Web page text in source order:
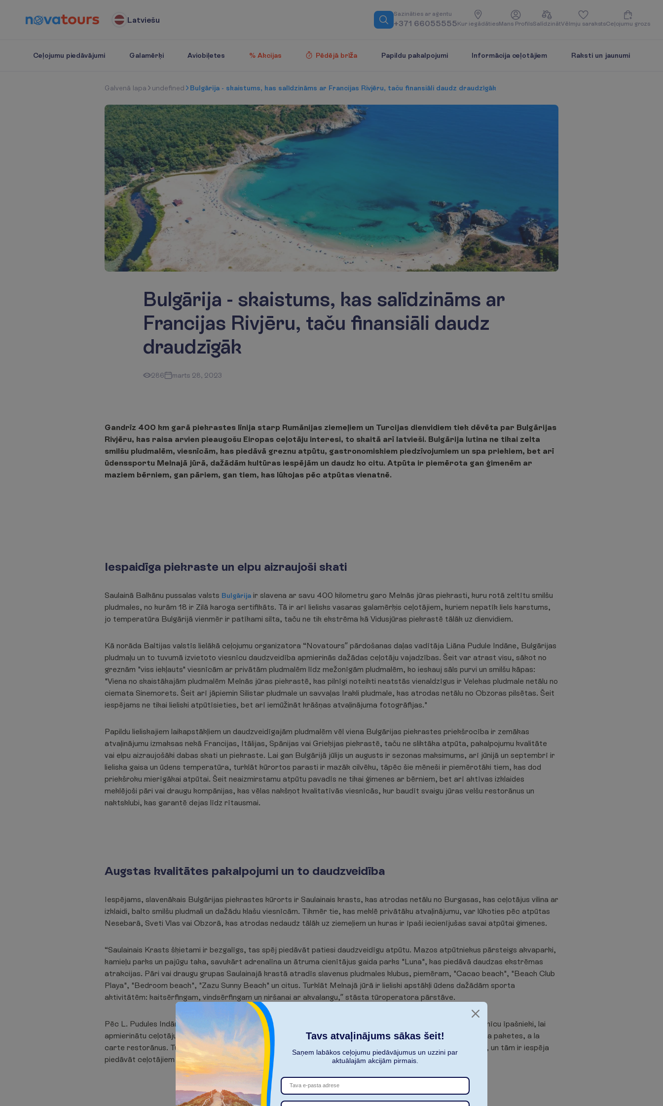
Latviešu
Sazināties ar aģentu
+371 66055555Kur iegādātiesMans ProfilsSalīdzinātVēlmju sarakstsCeļojumu grozs
Ceļojumu piedāvājumi Galamērķi Aviobiļetes % Akcijas Pēdējā brīža Papildu pakalpojumi Informācija ceļotājiem Raksti un jaunumi
Galvenā lapa undefined Bulgārija - skaistums, kas salīdzināms ar Francijas Rivjēru, taču finansiāli daudz draudzīgāk
Bulgārija - skaistums, kas salīdzināms ar
Francijas Rivjēru, taču finansiāli daudz
draudzīgāk
286 marts 28, 2023
Gandrīz 400 km garā piekrastes līnija starp Rumānijas ziemeļiem un Turcijas dienvidiem tiek dēvēta par Bulgārijas
Rivjēru, kas raisa arvien pieaugošu Eiropas ceļotāju interesi, to skaitā arī latvieši. Bulgārija lutina ne tikai zelta
smilšu pludmalēm, viesnīcām, kas piedāvā greznu atpūtu, gastronomiskiem piedzīvojumiem un spa priekiem, bet arī
ūdenssportu Melnajā jūrā, dažādām kultūras iespējām un daudz ko citu. Atpūta ir piemērota gan ģimenēm ar
maziem bērniem, gan pāriem, gan tiem, kas lūkojas pēc atpūtas vienatnē.
Iespaidīga piekraste un elpu aizraujoši skati
Saulainā Balkānu pussalas valsts Bulgārija ir slavena ar savu 400 kilometru garo Melnās jūras piekrasti, kuru rotā zeltītu smilšu
pludmales, no kurām 18 ir Zilā karoga sertifikāts. Tā ir arī lielisks vasaras galamērķis ceļotājiem, kuriem nepatīk liels karstums,
jo temperatūra Bulgārijā vienmēr ir patīkami silta, taču ne tik ekstrēma kā Vidusjūras piekrastē tālāk uz dienvidiem.
Kā norāda Baltijas valstīs lielākā ceļojumu organizatora “Novatours” pārdošanas daļas vadītāja Liāna Pudule Indāne, Bulgārijas
pludmaļu un to tuvumā izvietoto viesnīcu daudzveidība apmierinās dažādas ceļotāju vajadzības. Šeit var atrast visu, sākot no
greznām "viss iekļauts" viesnīcām ar privātām pludmalēm līdz mežonīgām pludmalēm, ko ieskauj sāls purvi un smilšu kāpas:
"Viena no skaistākajām pludmalēm Melnās jūras piekrastē, kas pilnīgi noteikti neatstās vienaldzīgus ir Velekas pludmale netālu no
ciemata Sinemorets. Šeit arī jāpiemin Silistar pludmale un savvaļas Irakli pludmale, kas atrodas netālu no Obzoras pilsētas. Šeit
iespējams ne tikai lieliski atpūtīsieties, bet arī iemūžināt krāšņas atvaļinājuma fotogrāfijas."
Papildu lieliskajiem laikapstākļiem un daudzveidīgajām pludmalēm vēl viena Bulgārijas piekrastes priekšrocība ir zemākas
atvaļinājumu izmaksas nekā Francijas, Itālijas, Spānijas vai Grieķijas piekrastē, taču ne sliktāka atpūta, pakalpojumu kvalitāte
vai elpu aizraujošāki dabas skati un piekraste. Lai gan Bulgārijā jūlijs un augusts ir sezonas maksimums, arī jūnijā un septembrī ir
lieliska gaisa un ūdens temperatūra, turklāt kūrortos parasti ir mazāk cilvēku, tāpēc šie mēneši ir piemērotāki tiem, kas dod
priekšroku mierīgākai atpūtai. Šeit neaizmirstamu atpūtu pavadīs ne tikai ģimenes ar bērniem, bet arī aktīvas izklaides
meklējoši pāri vai draugu kompānijas, kas vēlas nakšņot kvalitatīvās viesnīcās, kur baudīt svaigu jūras velšu restorānus un
naktsklubi, kas garantē dejas līdz rītausmai.
Augstas kvalitātes pakalpojumi un to daudzveidība
Iespējams, slavenākais Bulgārijas piekrastes kūrorts ir Saulainais krasts, kas atrodas netālu no Burgasas, kas ceļotājus vilina ar
izklaidi, balto smilšu pludmali un dažādu klašu viesnīcām. Tikmēr tie, kas meklē privātāku atvaļinājumu, var lūkoties pēc atpūtas
Nesebarā, Sveti Vlas vai Obzorā, kas atrodas nedaudz tālāk uz ziemeļiem un kuras ir īpaši iecienījušas savai atpūtai ģimenes.
“Saulainais Krasts šķietami ir bezgalīgs, tas spēj piedāvāt patiesi daudzveidīgu atpūtu. Mazos atpūtniekus pārsteigs akvaparki,
kamieļu parks un pajūgu taka, savukārt adrenalīna un ātruma cienītājus gaida parks "Luna", kas piedāvā daudzas ekstrēmas
atrakcijas. Pāri vai draugu grupas Saulainajā krastā atradīs slavenus pludmales klubus, piemēram, "Cacao beach", "Beach Club
Playa", "Bedroom beach", "Zazu Sunny Beach" un citus. Turklāt Melnajā jūrā ir lieliski apstākļi ūdens dažādām sporta
aktivitātēm: kaitsērfingam, vindsērfingam un niršanai ar akvalangu,” stāsta tūroperatora pārstāve.
Pēc L. Pudules Indānes teiktā, Bulgārijas jaunā seja ir kvalitatīvi pakalpojumi un to daudzveidība. Daudzi viesnīcu īpašnieki, lai
apmierinātu ceļotāju augstās prasības, ir daļēji vai pilnībā atjaunojuši viesnīcas un to teritoriju, un piedāvā spa paketes, a la
carte restorānus. Turklāt daudzas no augstāka līmeņa 4 vai 5 zvaigžņu viesnīcām atrodas plašās teritorijās, un tām ir iespēja
piedāvāt ceļotājiem privātas zonas pludmalē.
Tavs atvaļinājums sākas šeit!
Saņem labākos ceļojumu piedāvājumus un uzzini par
aktuālajām akcijām pirmais.